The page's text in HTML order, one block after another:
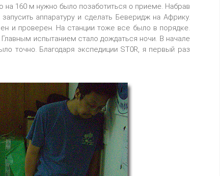
на 160 м нужно было позаботиться о приеме. Набрав
аппаратуру и сделать Беверидж на Африку.
и проверен. На станции тоже все было в порядке.
испытанием стало дождаться ночи. В начале
точно. Благодаря экспедиции ST0R, я первый раз